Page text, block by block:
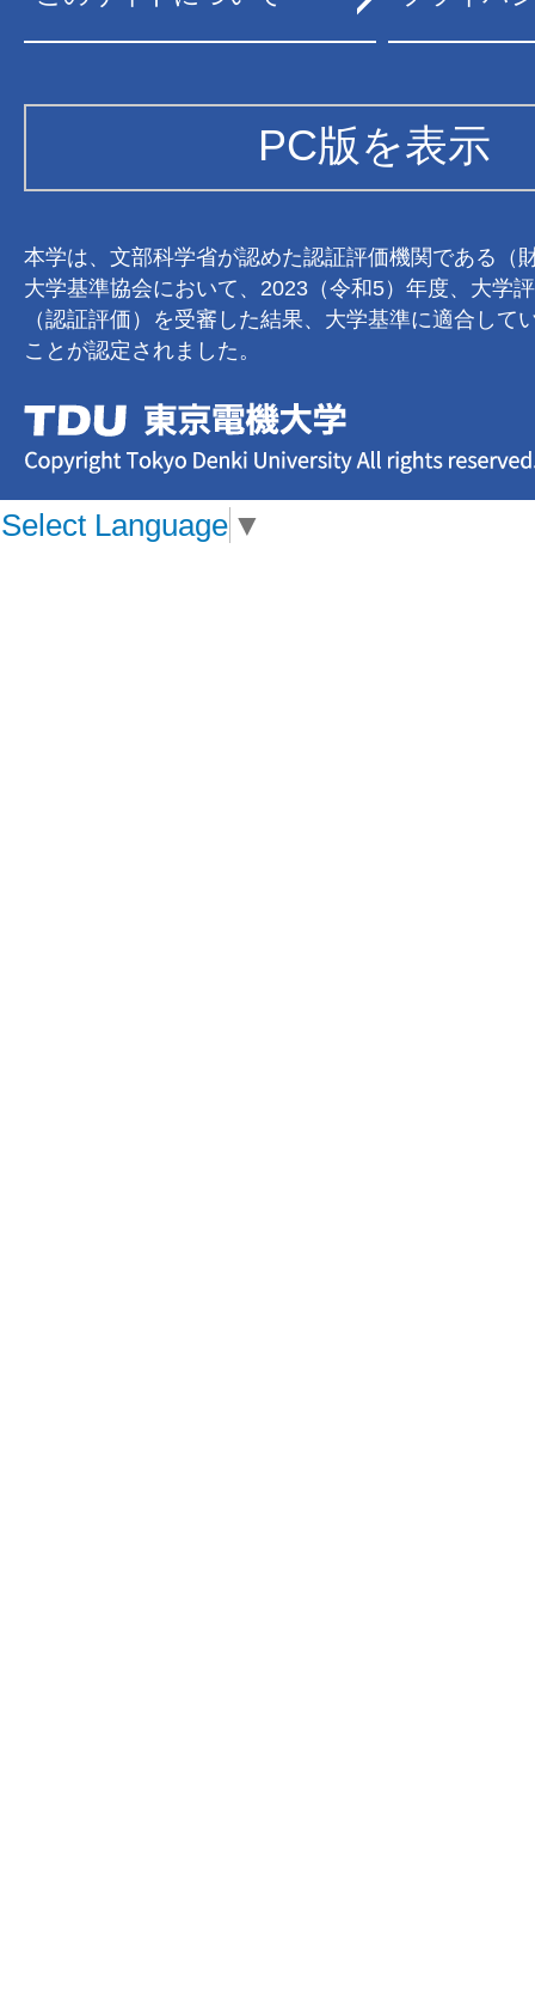
PC版を表示
本学は、文部科学省が認めた認証評価機関である（
大学基準協会において、2023（令和5）年度、大学
（認証評価）を受審した結果、大学基準に適合して
ことが認定されました。
Select Language ▼